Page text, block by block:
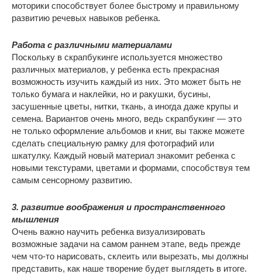
моторики способствует более быстрому и правильному
развитию речевых навыков ребенка.
Работа с различными материалами
Поскольку в скрапбукинге используется множество
различных материалов, у ребенка есть прекрасная
возможность изучить каждый из них. Это может быть не
только бумага и наклейки, но и ракушки, бусины,
засушенные цветы, нитки, ткань, а иногда даже крупы и
семена. Вариантов очень много, ведь скрапбукинг — это
не только оформление альбомов и книг, вы также можете
сделать специальную рамку для фотографий или
шкатулку. Каждый новый материал знакомит ребенка с
новыми текстурами, цветами и формами, способствуя тем
самым сенсорному развитию.
3. развитие воображения и пространственного
мышления
Очень важно научить ребенка визуализировать
возможные задачи на самом раннем этапе, ведь прежде
чем что-то нарисовать, склеить или вырезать, мы должны
представить, как наше творение будет выглядеть в итоге.